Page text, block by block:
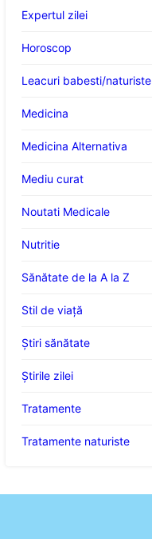
Expertul zilei
Horoscop
Leacuri babesti/naturiste
Medicina
Medicina Alternativa
Mediu curat
Noutati Medicale
Nutritie
Sănătate de la A la Z
Stil de viaţă
Ştiri sănătate
Știrile zilei
Tratamente
Tratamente naturiste